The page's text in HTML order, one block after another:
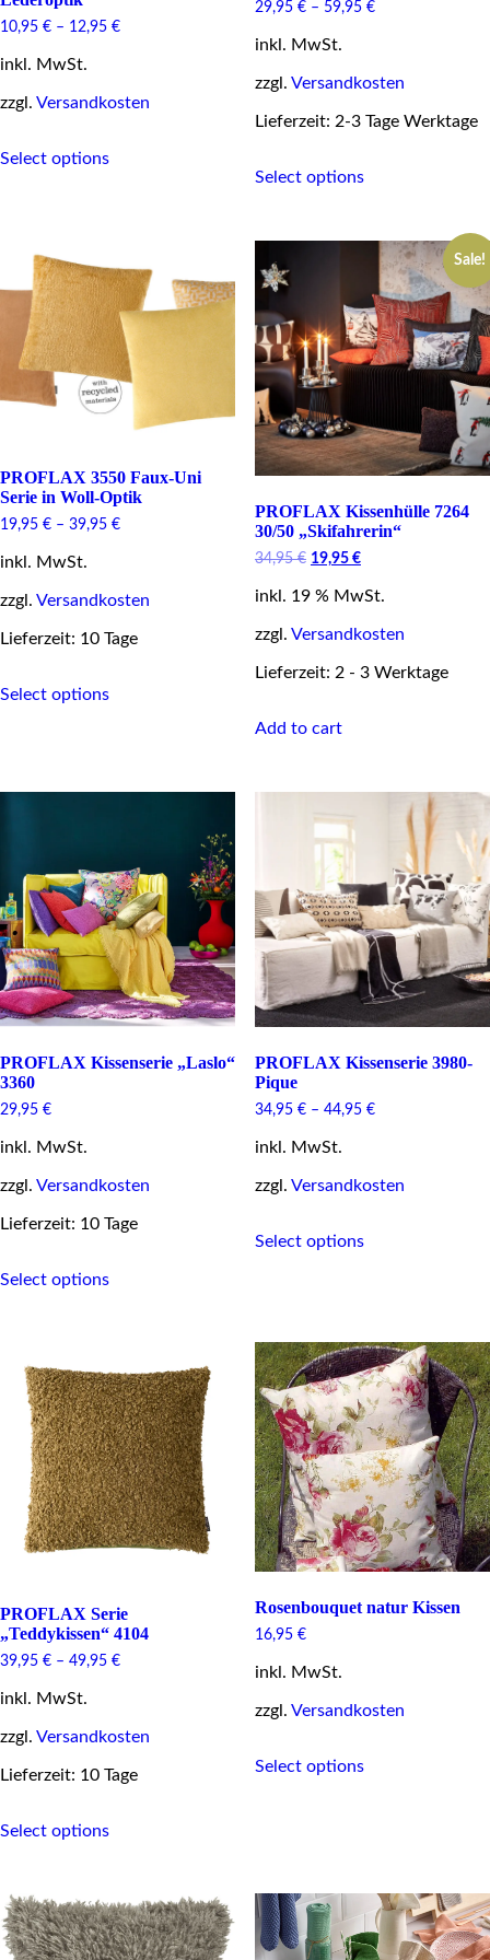
10,95 € – 12,95 €
inkl. MwSt.
zzgl. Versandkosten
Select optionsproduct
options
may
be
chosen
on
the
product
page
29,95 €– 59,95 €
inkl. MwSt.
zzgl. Versandkosten
Lieferzeit: 2-3 Tage Werktage
Select optionsproduct
variants.
options
may
be
chosen
on
product
page
PROFLAX 3550 Faux-Uni
Serie in Woll-Optik
19,95 € – 39,95 €
inkl. MwSt.
zzgl. Versandkosten
Lieferzeit: 10 Tage
Select optionsproduct
on
the
product
page
Sale!
PROFLAX Kissenhülle 7264
30/50 „Skifahrerin“
34,95€ Original
was:
19,95 €Current
is:
inkl. 19 % MwSt.
zzgl. Versandkosten
Lieferzeit: 2 - 3 Werktage
Add to cart
PROFLAX Kissenserie „Laslo“
3360
29,95 €
inkl. MwSt.
zzgl. Versandkosten
Lieferzeit: 10 Tage
Select optionsproduct
options
may
be
chosen
on
the
product
page
PROFLAX Kissenserie 3980-
Pique
34,95 €– 44,95 €
inkl. MwSt.
zzgl. Versandkosten
Select optionsproduct
options
may
be
chosen
on
the
product
page
PROFLAX Serie
„Teddykissen“ 4104
39,95 € – 49,95 €
inkl. MwSt.
zzgl. Versandkosten
Lieferzeit: 10 Tage
Select optionsproduct
The
options
Rosenbouquet natur Kissen
16,95 €
inkl. MwSt.
zzgl. Versandkosten
Select optionsproduct
may
be
chosen
on